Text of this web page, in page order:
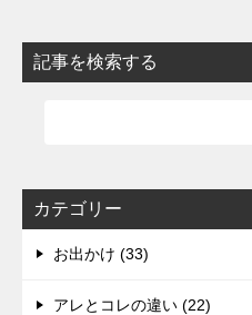
記事を検索する
カテゴリー
お出かけ (33)
アレとコレの違い (22)